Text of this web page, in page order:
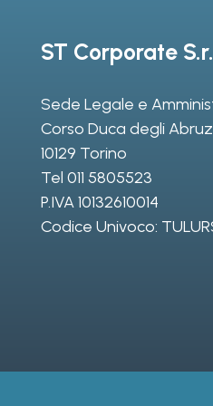
ST Corporate
Sede Legale e
Corso Duca degli
10129 Torino
Tel 011 5805523
P.IVA 10132610014
Codice Univoco: